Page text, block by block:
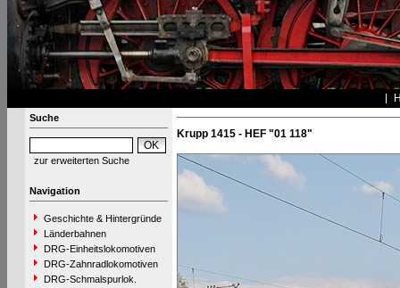
Suche
zur erweiterten Suche
Navigation
Geschichte & Hintergründe
Länderbahnen
DRG-Einheitslokomotiven
DRG-Zahnradlokomotiven
DRG-Schmalspurlok.
Krupp 1415 - HEF "01 118"